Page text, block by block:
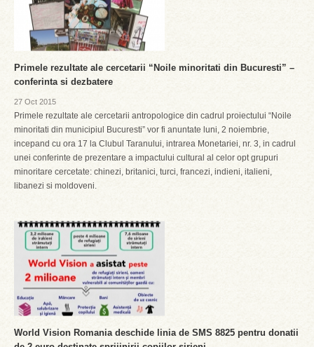
Primele rezultate ale cercetarii “Noile minoritati din Bucuresti” –
conferinta si dezbatere
27 Oct 2015
Primele rezultate ale cercetarii antropologice din cadrul proiectului “Noile
minoritati din municipiul Bucuresti” vor fi anuntate luni, 2 noiembrie,
incepand cu ora 17 la Clubul Taranului, intrarea Monetariei, nr. 3, in cadrul
unei conferinte de prezentare a impactului cultural al celor opt grupuri
minoritare cercetate: chinezi, britanici, turci, francezi, indieni, italieni,
libanezi si moldoveni.
World Vision Romania deschide linia de SMS 8825 pentru donatii